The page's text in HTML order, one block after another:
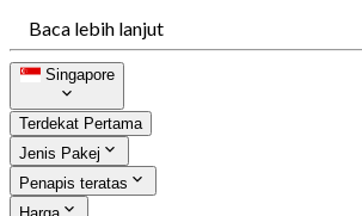
Baca lebih lanjut
Singapore
Terdekat Pertama
Jenis Pakej
Penapis teratas